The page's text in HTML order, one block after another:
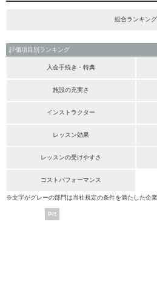
総合ランキング
評価項目別ランキング
入会手続き・特典
施設の充実さ
インストラクター
レッスン効果
レッスンの受けやすさ
コストパフォーマンス
※文字がグレーの部門は当社規定の条件を満たした企
PR